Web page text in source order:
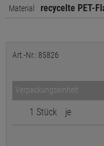
Material recycelte PET-
Art.-Nr.: 85826
Verpackungseinheit
1 Stück je